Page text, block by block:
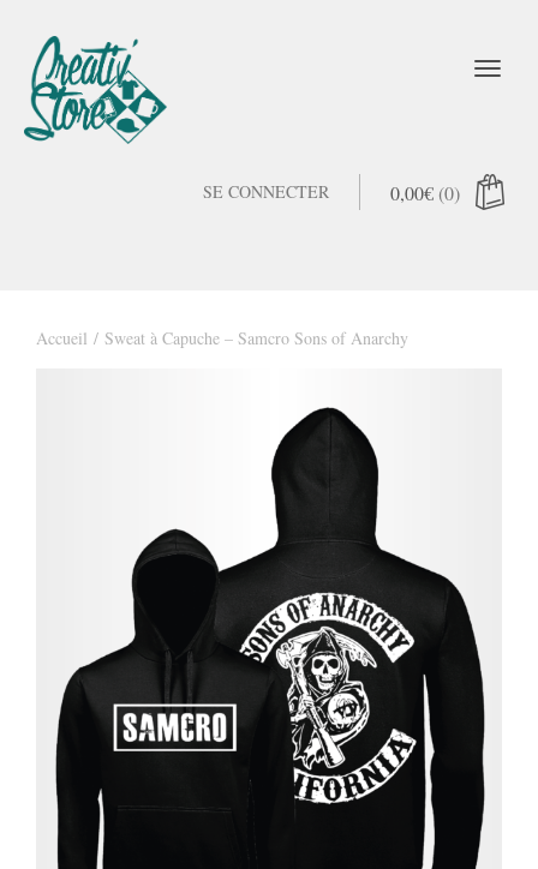
0,00€ (0)
SE CONNECTER
Accueil / Sweat à Capuche – Samcro Sons of Anarchy